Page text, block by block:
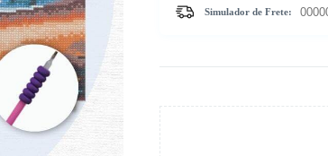
com
Cristais
Simulador de Frete: